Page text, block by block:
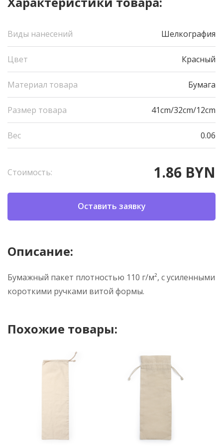
Виды нанесений Шелкография
Цвет Красный
Материал товара Бумага
Размер товара 41cm/32cm/12cm
Вес 0.06
Стоимость: 1.86 BYN
Оставить заявку
Описание:
Бумажный пакет плотностью 110 г/м², с усиленными
короткими ручками витой формы.
Похожие товары: